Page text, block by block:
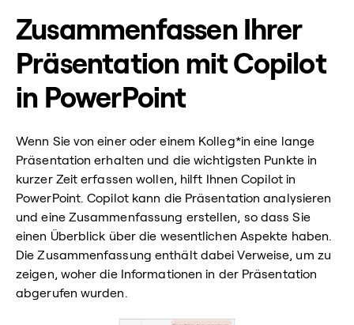
Zusammenfassen Ihrer
Präsentation mit Copilot
in PowerPoint
Wenn Sie von einer oder einem Kolleg*in eine lange
Präsentation erhalten und die wichtigsten Punkte in
kurzer Zeit erfassen wollen, hilft Ihnen Copilot in
PowerPoint. Copilot kann die Präsentation analysieren
und eine Zusammenfassung erstellen, so dass Sie
einen Überblick über die wesentlichen Aspekte haben.
Die Zusammenfassung enthält dabei Verweise, um zu
zeigen, woher die Informationen in der Präsentation
abgerufen wurden.